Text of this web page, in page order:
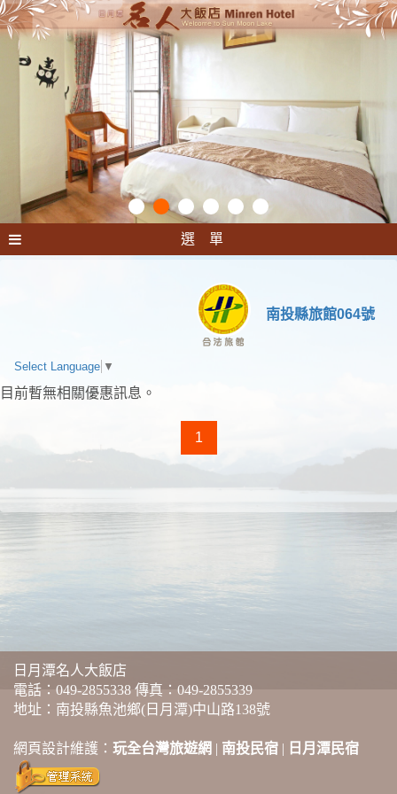
選 單
南投縣旅館064號
Select Language ▼
目前暫無相關優惠訊息。
1
日月潭名人大飯店
電話： 049-2855338 傳真：049-2855339
地址：南投縣魚池鄉(日月潭)中山路138號
網頁設計維護： 玩全台灣旅遊網 | 南投民宿 | 日月潭民宿